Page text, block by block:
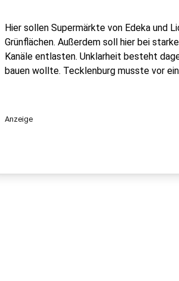
Hier sollen Supermärkte von Edeka und
Grünflächen. Außerdem soll hier bei
Kanäle entlasten. Unklarheit besteht
bauen wollte. Tecklenburg musste vor
Anzeige